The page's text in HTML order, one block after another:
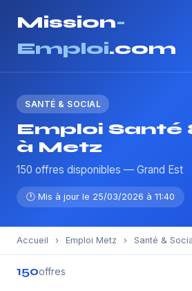
Mission-
Emploi.com
SANTÉ & SOCIAL
Emploi Santé
à Metz
150 offres disponibles — Grand Est
🕐 Mis à jour le 25/03/2026 à 11:40
Accueil › Emploi Metz › Santé &
150offres